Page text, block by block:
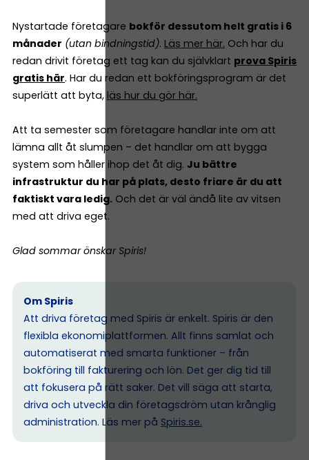
Nystartade företagare bokför dessutom helt gratis i 6
månader (utan bindningstid). Läs mer här. Och har du
redan drivit företag ett tag kan du självklart prova Spiris
gratis här. Har du redan ett bokföringsprogram är det
superlätt att byta, läs hur du gör här.
Att ta semester som företagare handlar inte om att
lämna allt åt slumpen – det handlar om att bygga
system som håller ihop det åt dig. Ju bättre
infrastruktur du har på plats, desto friare är du att
faktiskt vara ledig. Och det är väl ändå lite av vitsen
med att driva eget.
Glad sommar önskar Spiris!
Om Spiris
Att driva företag med Spiris är enkelt. Spiris är den
flexibla ekonomiplattformen. Allt finns samlat och
automatiserat med smarta funktioner – från
bokföring till fakturering och lön. Det ger dig tid till
att fokusera på rätt saker. Det vill säga att starta,
driva och utveckla din företagsdröm utan krånglig
administration. Läs mer på Spiris.se.